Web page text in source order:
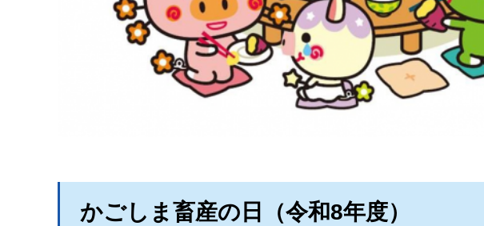
かごしま畜産の日（令和8年度）